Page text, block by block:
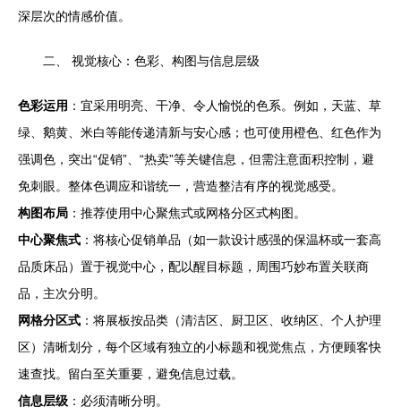
深层次的情感价值。
二、 视觉核心：色彩、构图与信息层级
色彩运用 ：宜采用明亮、干净、令人愉悦的色系。例如，天蓝、草
绿、鹅黄、米白等能传递清新与安心感；也可使用橙色、红色作为
强调色，突出“促销”、“热卖”等关键信息，但需注意面积控制，避
免刺眼。整体色调应和谐统一，营造整洁有序的视觉感受。
构图布局 ：推荐使用中心聚焦式或网格分区式构图。
中心聚焦式 ：将核心促销单品（如一款设计感强的保温杯或一套高
品质床品）置于视觉中心，配以醒目标题，周围巧妙布置关联商
品，主次分明。
网格分区式 ：将展板按品类（清洁区、厨卫区、收纳区、个人护理
区）清晰划分，每个区域有独立的小标题和视觉焦点，方便顾客快
速查找。留白至关重要，避免信息过载。
信息层级 ：必须清晰分明。